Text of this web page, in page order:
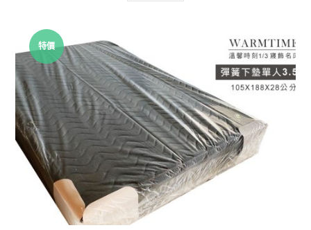
特價